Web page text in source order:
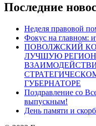
Последние
Неделя правовой
Фокус на главном:
ПОВОЛЖСКИЙ
ЛУЧШУЮ
ГУБЕРНАТОРЕ
Поздравление со
выпускным!
День памяти и